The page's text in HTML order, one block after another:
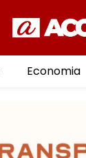
Economia